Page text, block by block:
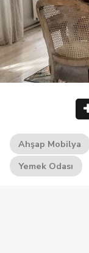
Ahşap Mobilya
Yemek Odası